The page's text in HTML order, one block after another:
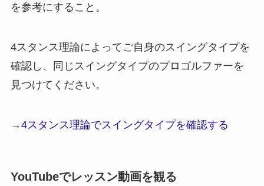
を参考にすること。
4スタンス理論によってご自身のスイングタイプを
確認し、同じスイングタイプのプロゴルファーを
見つけてください。
→4スタンス理論でスイングタイプを確認する
YouTubeでレッスン動画を観る